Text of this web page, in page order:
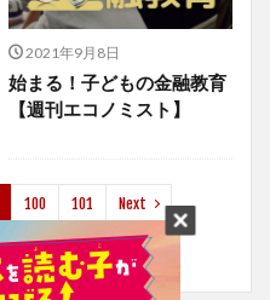
2021年9月8日
始まる！子どもの金融教育
【週刊エコノミスト】
100 101 Next